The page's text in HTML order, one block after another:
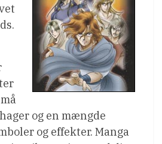
og en mængde
og effekter. Manga